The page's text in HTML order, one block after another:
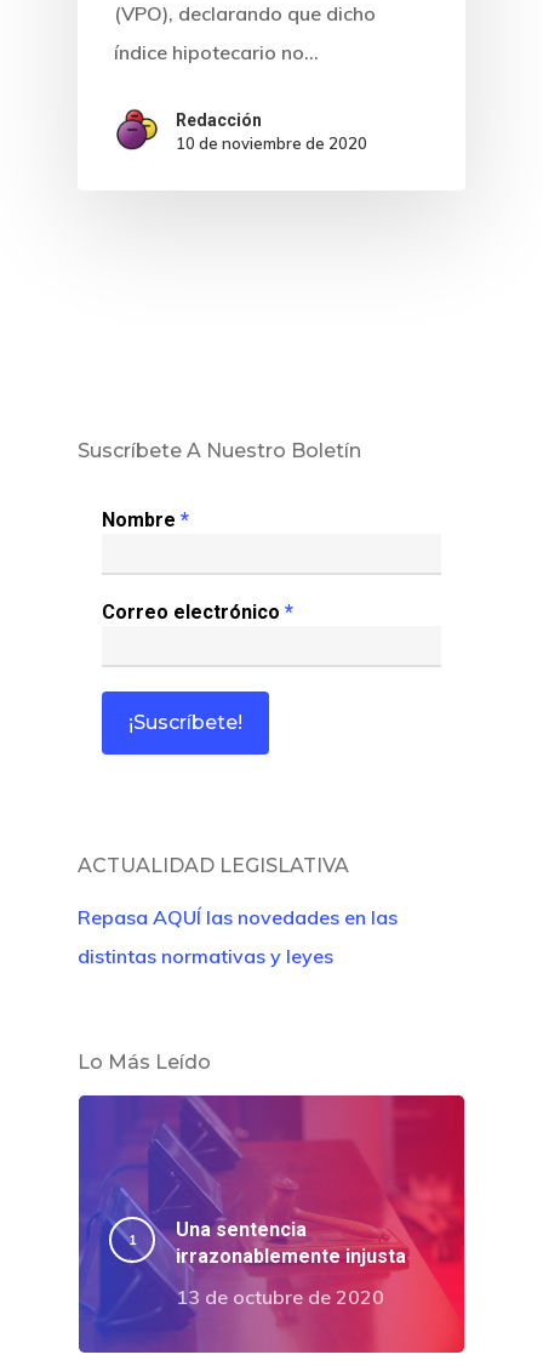
(VPO), declarando que dicho
índice hipotecario no…
Redacción
10 de noviembre de 2020
Suscríbete A Nuestro Boletín
Nombre *
Correo electrónico *
ACTUALIDAD LEGISLATIVA
Repasa AQUÍ las novedades en las
distintas normativas y leyes
Lo Más Leído
Una sentencia
irrazonablemente injusta
13 de octubre de 2020